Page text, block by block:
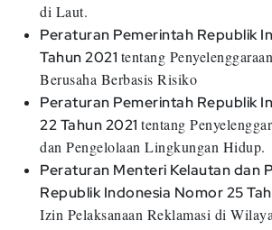
di Laut.
Peraturan Pemerintah Republik
Tahun 2021 tentang
Berusaha Berbasis Risiko
Peraturan Pemerintah Republik
22 Tahun 2021 tentang
dan Pengelolaan Lingkungan Hidup.
Peraturan Menteri Kelautan dan
Republik Indonesia Nomor 25
Izin Pelaksanaan Reklamasi di